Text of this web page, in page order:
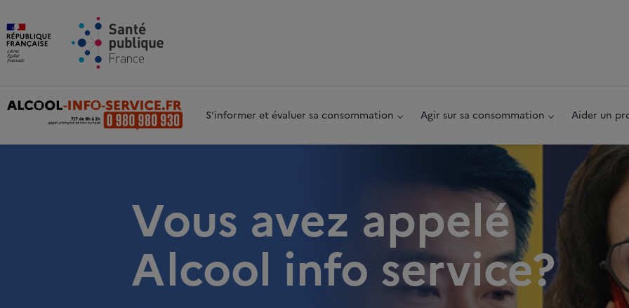
S'informer et évaluer sa consommation Agir sur sa consommation Aider un
Vous avez appelé
Alcool info service?